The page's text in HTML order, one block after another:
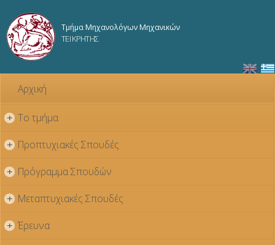
κυρίως
Τμήμα Μηχανολόγων Μηχανικών
ΤΕΙ ΚΡΗΤΗΣ
Αρχική
+ Το τμήμα
+ Προπτυχιακές Σπουδές
+ Πρόγραμμα Σπουδών
+ Μεταπτυχιακές Σπουδές
+ Έρευνα